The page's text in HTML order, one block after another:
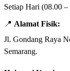
Setiap Hari (08.00
📍 Alamat Fisik:
Jl. Gondang Raya
Semarang.